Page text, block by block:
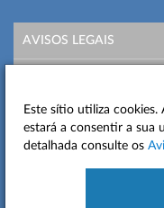
AVISOS LEGAIS
MAPA DO SITE
CONTACTOS
Este sítio utiliza
estará a consentir a sua
detalhada consulte os